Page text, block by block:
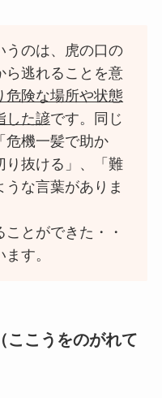
うのは、虎の口の
ら逃れることを意
危険な場所や状態
した諺です。同じ
危機一髪で助か
り抜ける」、「難
うな言葉がありま
とができた・・
す。
ここうをのがれて